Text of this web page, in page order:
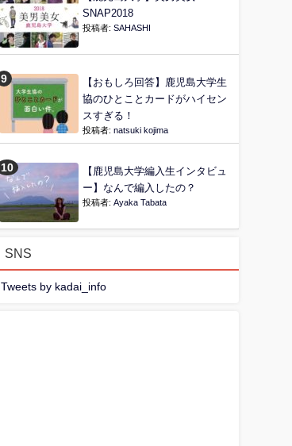
SNAP2018
投稿者: SAHASHI
【おもしろ回答】鹿児島大学生
協のひとことカードがハイセン
スすぎる！
投稿者: natsuki kojima
【鹿児島大学編入生インタビュ
ー】なんで編入したの？
投稿者: Ayaka Tabata
SNS
Tweets by kadai_info